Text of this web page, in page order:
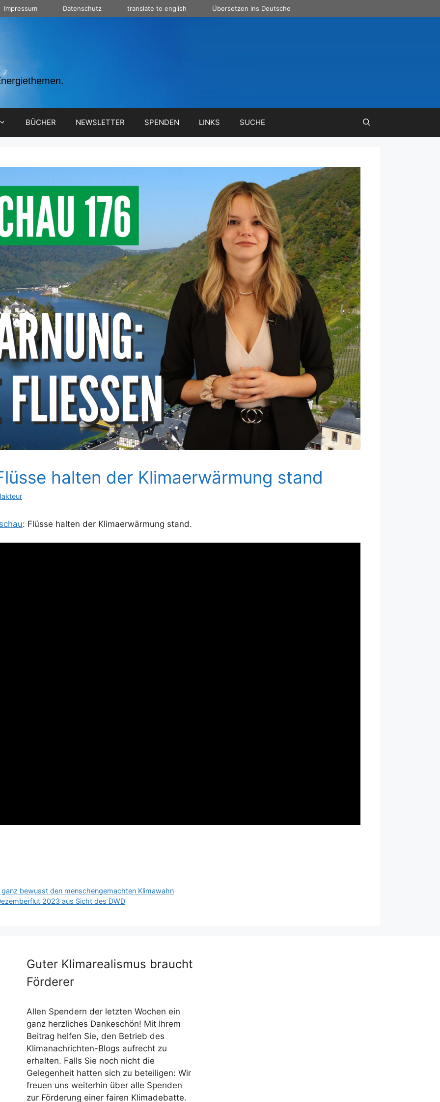
Impressum Datenschutz translate to english Übersetzen ins Deutsche
BÜCHER NEWSLETTER SPENDEN LINKS SUCHE
halten der Klimaerwärmung stand
: Flüsse halten der Klimaerwärmung stand.
bewusst den menschengemachten Klimawahn
2023 aus Sicht des DWD
Guter Klimarealismus braucht
Förderer
Allen Spendern der letzten Wochen ein
ganz herzliches Dankeschön! Mit Ihrem
Beitrag helfen Sie, den Betrieb des
Klimanachrichten-Blogs aufrecht zu
erhalten. Falls Sie noch nicht die
Gelegenheit hatten sich zu beteiligen: Wir
freuen uns weiterhin über alle Spenden
zur Förderung einer fairen Klimadebatte.